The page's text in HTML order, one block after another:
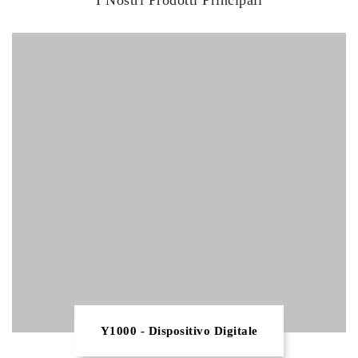
Y1000 - Dispositivo Digitale